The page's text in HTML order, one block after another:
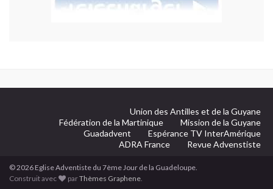
Union des Antilles et de la Guyane
Fédération de la Martinique
Mission de la Guyane
Guadadvent
Espérance TV InterAmérique
ADRA France
Revue Advenstiste
© 2026 Eglise Adventiste du 7ème Jour de la Guadeloupe.
Construit avec
parThèmes Graphene